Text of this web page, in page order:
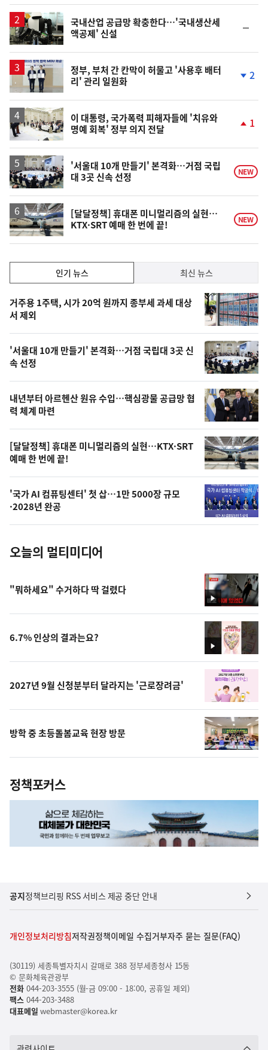
국내산업 공급망 확충한다…'국내생산세
액공제' 신설
일
정부, 부처 간 칸막이 허물고 '사용후 배터
리' 관리 일원화
2
이 대통령, 국가폭력 피해자들에 '치유와
명예 회복' 정부 의지 전달
승
1
'서울대 10개 만들기' 본격화…거점 국립
대 3곳 신속 선정
NEW
[달달정책] 휴대폰 미니멀리즘의 실현…
KTX·SRT 예매 한 번에 끝!
NEW
기,
최
신,
오
늘
의
영
상
오
늘
의
사
진
인기 뉴스 최신 뉴스
기
뉴
스
거주용 1주택, 시가 20억 원까지 종부세 과세 대상
서 제외
'서울대 10개 만들기' 본격화…거점 국립대 3곳 신
속 선정
내년부터 아르헨산 원유 수입…핵심광물 공급망 협
력 체계 마련
[달달정책] 휴대폰 미니멀리즘의 실현…KTX·SRT
예매 한 번에 끝!
'국가 AI 컴퓨팅센터' 첫 삽…1만 5000장 규모
·2028년 완공
오늘의 멀티미디어
영
상
"뭐하세요" 수거하다 딱 걸렸다
영
상
6.7% 인상의 결과는요?
2027년 9월 신청분부터 달라지는 '근로장려금'
방학 중 초등돌봄교육 현장 방문
정책포커스
공지정책브리핑 RSS 서비스 제공 중단 안내
개인정보처리방침저작권정책이메일 수집거부자주 묻는 질문(FAQ)
(30119) 세종특별자치시 갈매로 388 정부세종청사 15동
© 문화체육관광부
전화044-203-3555 (월-금 09:00 - 18:00, 공휴일 제외)
팩스044-203-3488
대표메일 webmaster@korea.kr